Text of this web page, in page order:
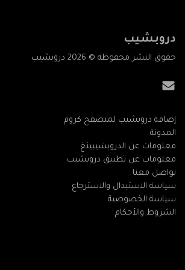
دروبشيب
حقوق النشر محفوظة © 2026 دروبشيب
إضافة دروبشيب لمتصفح كروم
المدونة
معلومات عن الدروبشيبينغ
معلومات عن تطبيق دروبشيب
تواصل معنا
سياسة الاستبدال والاسترجاع
سياسة الخصوصية
الشروط والأحكام